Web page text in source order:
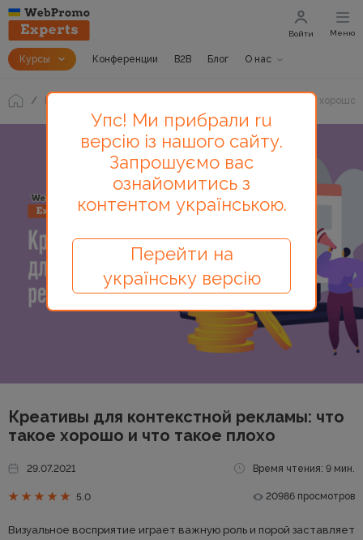
Курсы Конференции B2B Блог О нас
Войти Меню
Блог Креативы для контекстной рекламы: что такое хорошо
Креативы для контекстной рекламы: что
такое хорошо и что такое плохо
29.07.2021 Время чтения: 9 мин.
5.0 20986 просмотров
Визуальное восприятие играет важную роль и порой заставляет
Упс! Ми прибрали ru
версію із нашого сайту.
Запрошуємо вас
ознайомитись з
контентом українською.
Перейти на
українську версію